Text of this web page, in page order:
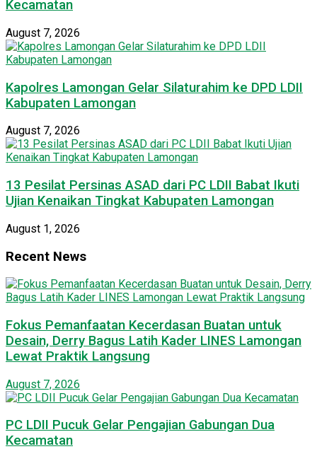
Kecamatan
August 7, 2026
Kapolres Lamongan Gelar Silaturahim ke DPD LDII
Kabupaten Lamongan
August 7, 2026
13 Pesilat Persinas ASAD dari PC LDII Babat Ikuti
Ujian Kenaikan Tingkat Kabupaten Lamongan
August 1, 2026
Recent News
Fokus Pemanfaatan Kecerdasan Buatan untuk
Desain, Derry Bagus Latih Kader LINES Lamongan
Lewat Praktik Langsung
August 7, 2026
PC LDII Pucuk Gelar Pengajian Gabungan Dua
Kecamatan